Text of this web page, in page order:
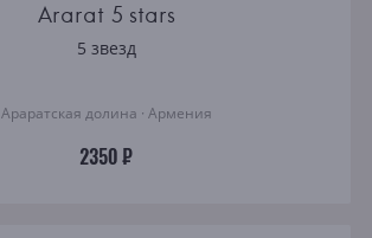
Ararat 5 stars
5 звезд
Араратская долина · Армения
2350 ₽